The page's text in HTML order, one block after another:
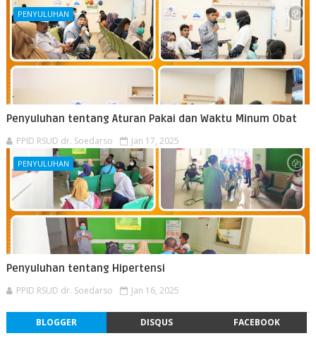
PENYULUHAN
Penyuluhan tentang Aturan Pakai dan Waktu Minum Obat
PPID RSUD dr. Soedarso Jan 17, 2025
PENYULUHAN
Penyuluhan tentang Hipertensi
PPID RSUD dr. Soedarso Jan 16, 2025
BLOGGER DISQUS FACEBOOK